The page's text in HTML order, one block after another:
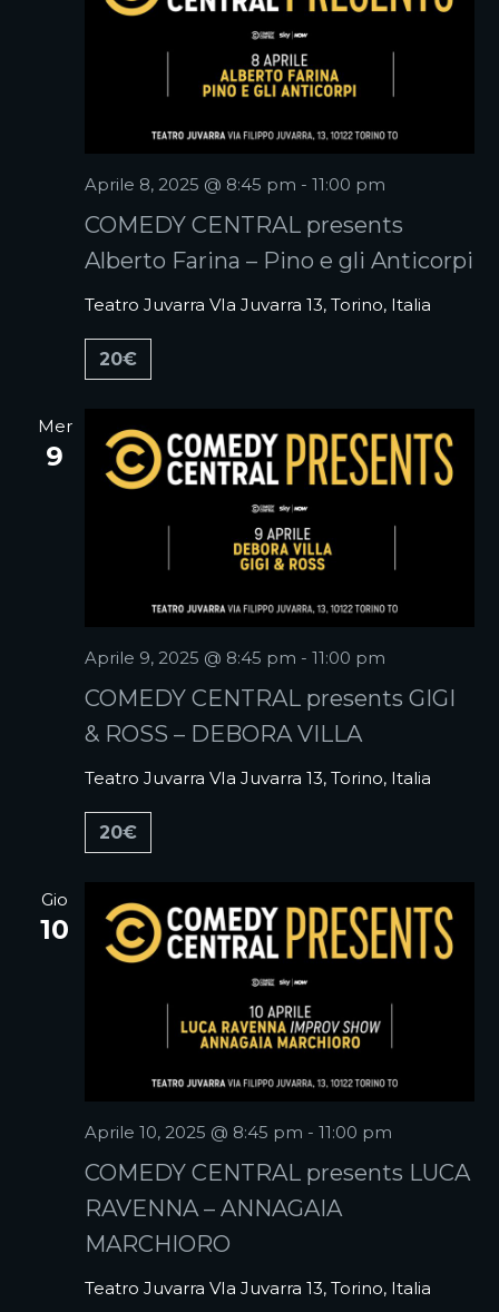
COMEDY CENTRAL presents
Alberto Farina – Pino e gli Anticorpi
Aprile 8, 2025 @ 8:45 pm -11:00 pm
Teatro JuvarraVIa Juvarra 13, Torino, Italia
20€
Mer
9
COMEDY CENTRAL presents GIGI
& ROSS – DEBORA VILLA
Aprile 9, 2025 @ 8:45 pm -11:00 pm
Teatro JuvarraVIa Juvarra 13, Torino, Italia
20€
Gio
10
COMEDY CENTRAL presents LUCA
RAVENNA – ANNAGAIA
MARCHIORO
Aprile 10, 2025 @ 8:45 pm -11:00 pm
Teatro JuvarraVIa Juvarra 13, Torino, Italia